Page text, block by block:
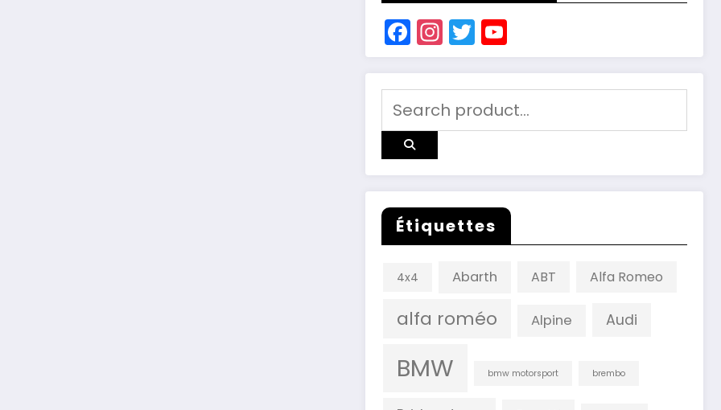
Facebook
Instagram
Twitter
Channel
Étiquettes
4x4 Abarth ABT Alfa Romeo
alfa roméo Alpine Audi
BMW bmw motorsport brembo